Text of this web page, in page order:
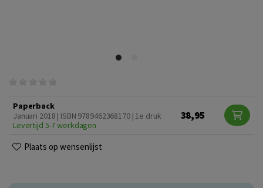
Paperback
Januari 2018 | ISBN 9789462368170 | 1e druk
Levertijd 5-7 werkdagen
38,95
Plaats op wensenlijst